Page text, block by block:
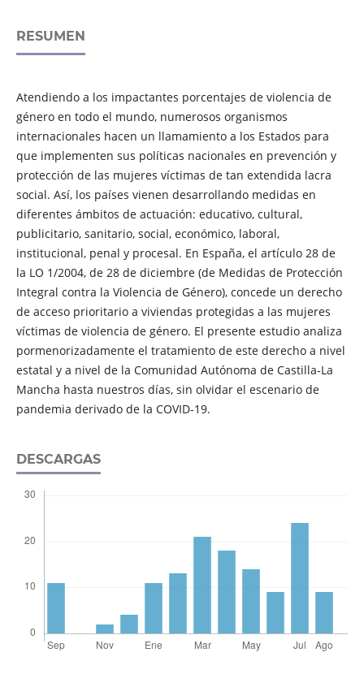
RESUMEN
Atendiendo a los impactantes porcentajes de violencia de
género en todo el mundo, numerosos organismos
internacionales hacen un llamamiento a los Estados para
que implementen sus políticas nacionales en prevención y
protección de las mujeres víctimas de tan extendida lacra
social. Así, los países vienen desarrollando medidas en
diferentes ámbitos de actuación: educativo, cultural,
publicitario, sanitario, social, económico, laboral,
institucional, penal y procesal. En España, el artículo 28 de
la LO 1/2004, de 28 de diciembre (de Medidas de Protección
Integral contra la Violencia de Género), concede un derecho
de acceso prioritario a viviendas protegidas a las mujeres
víctimas de violencia de género. El presente estudio analiza
pormenorizadamente el tratamiento de este derecho a nivel
estatal y a nivel de la Comunidad Autónoma de Castilla-La
Mancha hasta nuestros días, sin olvidar el escenario de
pandemia derivado de la COVID-19.
DESCARGAS